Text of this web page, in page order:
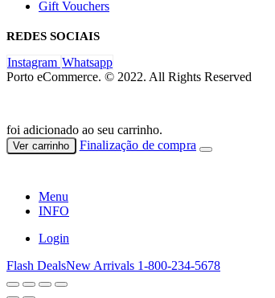
Gift Vouchers
REDES SOCIAIS
Instagram Whatsapp
Porto eCommerce. © 2022. All Rights Reserved
foi adicionado ao seu carrinho.
Ver carrinho Finalização de compra
Menu
INFO
Login
Flash DealsNew Arrivals 1-800-234-5678